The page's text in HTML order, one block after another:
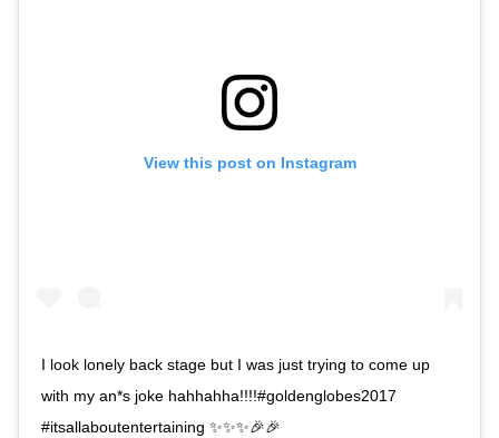
View this post on Instagram
I look lonely back stage but I was just trying to come up
with my an*s joke hahhahha!!!!#goldenglobes2017
#itsallaboutentertaining ✨✨✨🎉🎉